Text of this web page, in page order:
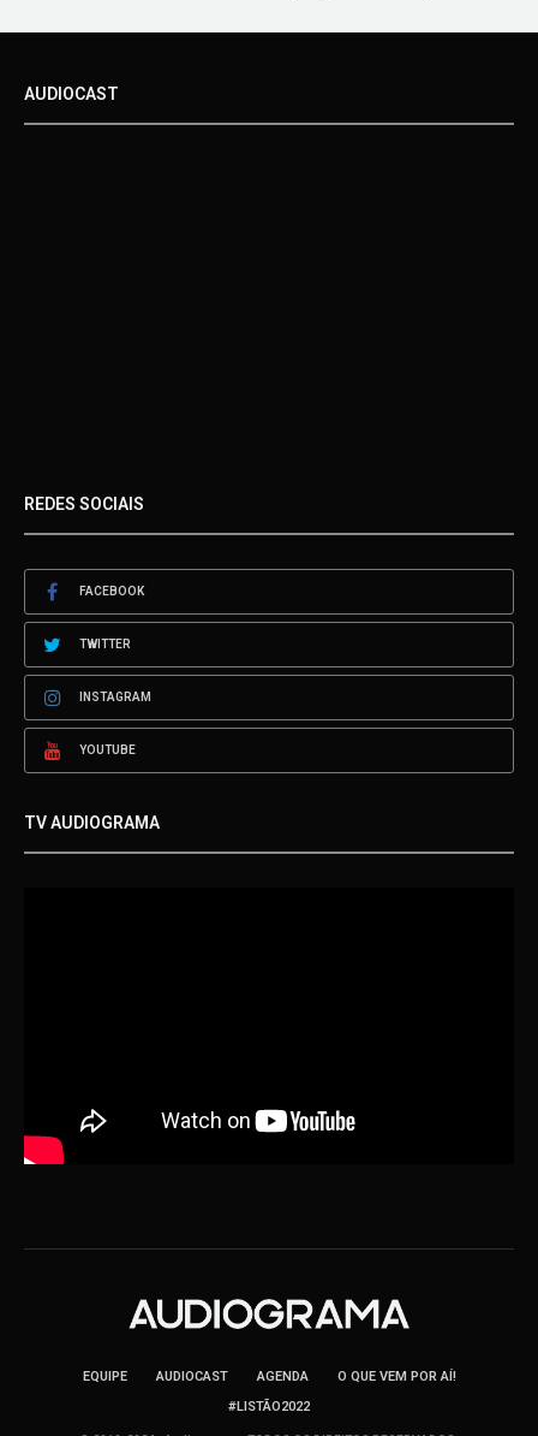
AUDIOCAST
REDES SOCIAIS
FACEBOOK
TWITTER
INSTAGRAM
YOUTUBE
TV AUDIOGRAMA
EQUIPE AUDIOCAST AGENDA
O QUE VEM POR AÍ!
#LISTÃO2022